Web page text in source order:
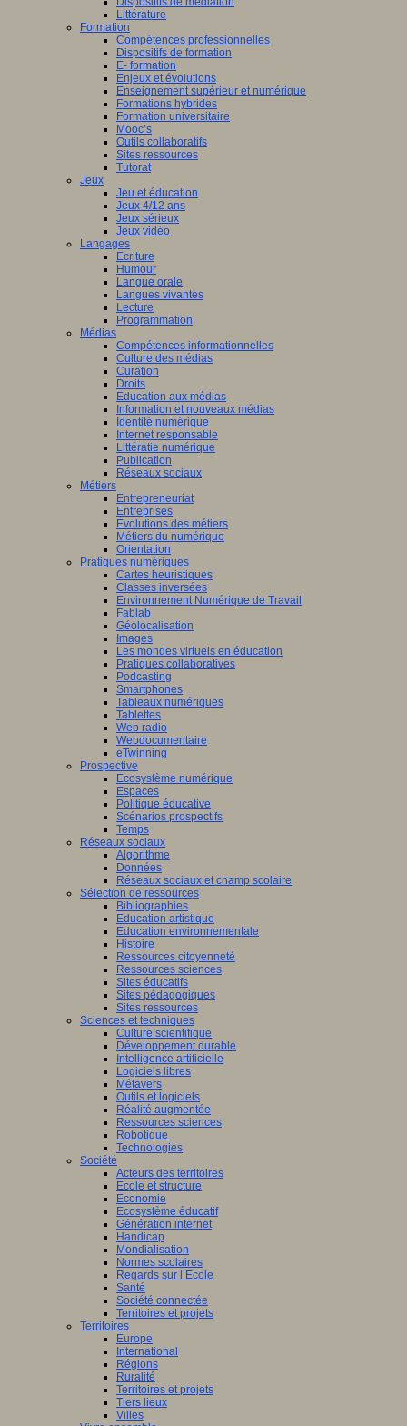
Littérature
Formation
Compétences professionnelles
Dispositifs de formation
E- formation
Enjeux et évolutions
Enseignement supérieur et numérique
Formations hybrides
Formation universitaire
Mooc’s
Outils collaboratifs
Sites ressources
Tutorat
Jeux
Jeu et éducation
Jeux 4/12 ans
Jeux sérieux
Jeux vidéo
Langages
Ecriture
Humour
Langue orale
Langues vivantes
Lecture
Programmation
Médias
Compétences informationnelles
Culture des médias
Curation
Droits
Education aux médias
Information et nouveaux médias
Identité numérique
Internet responsable
Littératie numérique
Publication
Réseaux sociaux
Métiers
Entrepreneuriat
Entreprises
Evolutions des métiers
Métiers du numérique
Orientation
Pratiques numériques
Cartes heuristiques
Classes inversées
Environnement Numérique de Travail
Fablab
Géolocalisation
Images
Les mondes virtuels en éducation
Pratiques collaboratives
Podcasting
Smartphones
Tableaux numériques
Tablettes
Web radio
Webdocumentaire
eTwinning
Prospective
Ecosystème numérique
Espaces
Politique éducative
Scénarios prospectifs
Temps
Réseaux sociaux
Algorithme
Données
Réseaux sociaux et champ scolaire
Sélection de ressources
Bibliographies
Education artistique
Education environnementale
Histoire
Ressources citoyenneté
Ressources sciences
Sites éducatifs
Sites pédagogiques
Sites ressources
Sciences et techniques
Culture scientifique
Développement durable
Intelligence artificielle
Logiciels libres
Métavers
Outils et logiciels
Réalité augmentée
Ressources sciences
Robotique
Technologies
Société
Acteurs des territoires
Ecole et structure
Economie
Ecosystème éducatif
Génération internet
Handicap
Mondialisation
Normes scolaires
Regards sur l’Ecole
Santé
Société connectée
Territoires et projets
Territoires
Europe
International
Régions
Ruralité
Territoires et projets
Tiers lieux
Villes